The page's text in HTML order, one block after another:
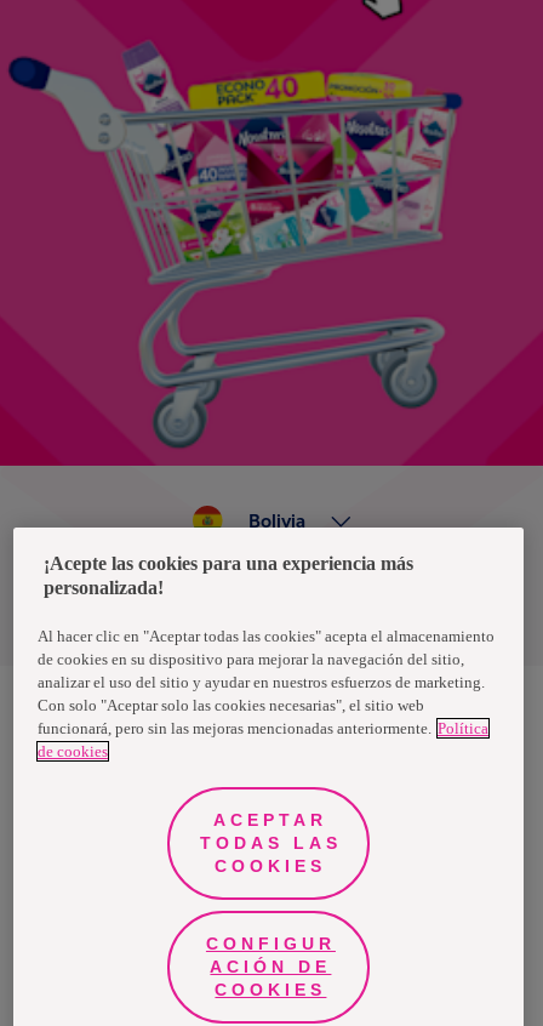
Política de privacidad de datos
Bolivia
Nosotras, una marca de Essity - una compañía global líder en
higiene y salud. Cada día, mil millones de personas, en todo el
propósito es romper barreras por el bienestar en beneficio de
consumidores, pacientes, cuidadores, clientes y la sociedad en
general. Vendemos en aproximadamente 150 países bajo las
principales marcas globales TENA y Tork, así como otras marcas
como Actimove, Cutimed, JOBST, Knix, Leukoplast, Libero, Libresse,
Lotus, Modibodi, Nosotras, Saba, Tempo, TOM Organic y Zewa. En
2024, Essity tuvo ventas de aproximadamente 13 mil millones de
euros y empleó a 36,000 personas. La sede de la compañía está
ubicada en Estocolmo, Suecia, y Essity cotiza en Nasdaq Estocolmo.
Más información enwww.essity.com.
¡Acepte las cookies para una experiencia más
personalizada!
Al hacer clic en "Aceptar todas las cookies" acepta el almacenamiento
de cookies en su dispositivo para mejorar la navegación del sitio,
analizar el uso del sitio y ayudar en nuestros esfuerzos de marketing.
Con solo "Aceptar solo las cookies necesarias", el sitio web
funcionará, pero sin las mejoras mencionadas anteriormente. Política
de cookies
ACEPTAR
TODAS LAS
COOKIES
CONFIGUR
ACIÓN DE
COOKIES